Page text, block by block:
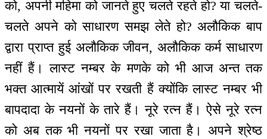
को, अपनी महिमा को जानते हुए चलते रहते हो? या चलते-
चलते अपने को साधारण समझ लेते हो? अलौकिक बाप
द्वारा प्राप्त हुई अलौकिक जीवन, अलौकिक कर्म साधारण
नहीं हैं। लास्ट नम्बर के मणके को भी आज अन्त तक
भक्त आत्मायें आंखों पर रखती हैं क्योंकि लास्ट नम्बर भी
बापदादा के नयनों के तारे हैं। नूरे रत्न हैं। ऐसे नूरे रत्न
को अब तक भी नयनों पर रखा जाता है। अपने श्रेष्ठ